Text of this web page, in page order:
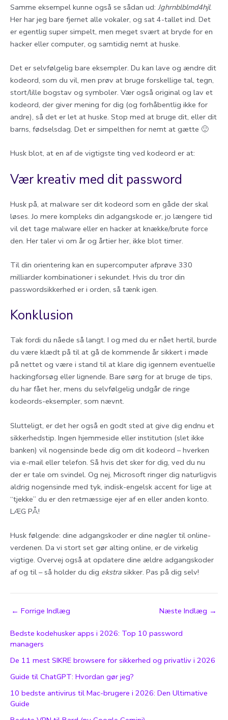
Samme eksempel kunne også se sådan ud: Jghrnblblmd4hjl.
Her har jeg bare fjernet alle vokaler, og sat 4-tallet ind. Det
er egentlig super simpelt, men meget svært at bryde for en
hacker eller computer, og samtidig nemt at huske.
Det er selvfølgelig bare eksempler. Du kan lave og ændre dit
kodeord, som du vil, men prøv at bruge forskellige tal, tegn,
stort/lille bogstav og symboler. Vær også original og lav et
kodeord, der giver mening for dig (og forhåbentlig ikke for
andre), så det er let at huske. Stop med at bruge dit, eller dit
barns, fødselsdag. Det er simpelthen for nemt at gætte 🙂
Husk blot, at en af de vigtigste ting ved kodeord er at:
Vær kreativ med dit password
Husk på, at malware ser dit kodeord som en gåde der skal
løses. Jo mere kompleks din adgangskode er, jo længere tid
vil det tage malware eller en hacker at knække/brute force
den. Her taler vi om år og årtier her, ikke blot timer.
Til din orientering kan en supercomputer afprøve 330
milliarder kombinationer i sekundet. Hvis du tror din
passwordsikkerhed er i orden, så tænk igen.
Konklusion
Tak fordi du nåede så langt. I og med du er nået hertil, burde
du være klædt på til at gå de kommende år sikkert i møde
på nettet og være i stand til at klare dig igennem eventuelle
hackingforsøg eller lignende. Bare sørg for at bruge de tips,
du har fået her, mens du selvfølgelig undgår de ringe
kodeords-eksempler, som nævnt.
Slutteligt, er det her også en godt sted at give dig endnu et
sikkerhedstip. Ingen hjemmeside eller institution (slet ikke
banken) vil nogensinde bede dig om dit kodeord – hverken
via e-mail eller telefon. Så hvis det sker for dig, ved du nu
der er tale om svindel. Og nej, Microsoft ringer dig naturligvis
aldrig nogensinde med tyk, indisk-engelsk accent for lige at
“tjekke” du er den retmæssige ejer af en eller anden konto.
LÆG PÅ!
Husk følgende: dine adgangskoder er dine nøgler til online-
verdenen. Da vi stort set gør alting online, er de virkelig
vigtige. Overvej også at opdatere dine ældre adgangskoder
af og til – så holder du dig ekstra sikker. Pas på dig selv!
Post
← Forrige Indlæg Næste Indlæg →
Bedste kodehusker apps i 2026: Top 10 password
managers
De 11 mest SIKRE browsere for sikkerhed og privatliv i 2026
Guide til ChatGPT: Hvordan gør jeg?
10 bedste antivirus til Mac-brugere i 2026: Den Ultimative
Guide